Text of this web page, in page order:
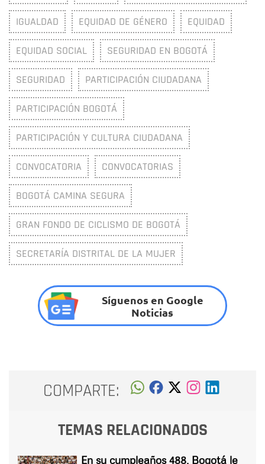
IGUALDAD EQUIDAD DE GÉNERO EQUIDAD
EQUIDAD SOCIAL SEGURIDAD EN BOGOTÁ
SEGURIDAD PARTICIPACIÓN CIUDADANA
PARTICIPACIÓN BOGOTÁ
PARTICIPACIÓN Y CULTURA CIUDADANA
CONVOCATORIA CONVOCATORIAS
BOGOTÁ CAMINA SEGURA
GRAN FONDO DE CICLISMO DE BOGOTÁ
SECRETARÍA DISTRITAL DE LA MUJER
Síguenos en Google
Noticias
COMPARTE:
TEMAS RELACIONADOS
En su cumpleaños 488, Bogotá le